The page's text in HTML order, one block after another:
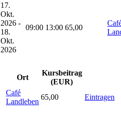
17.
Okt.
2026 -
18.
Okt.
2026
09:00 13:00 65,00
Ort
Kursbeitrag
(EUR)
Café
Landleben
65,00 Eintragen